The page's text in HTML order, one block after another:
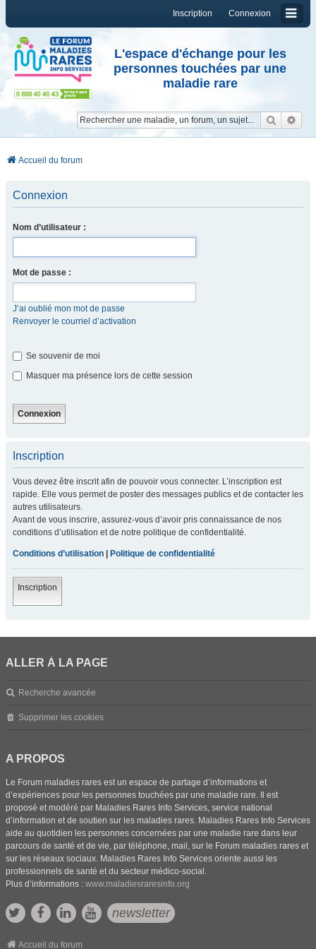
Connexion
Inscription
L'espace d'échange pour les
personnes touchées par une
maladie rare
Accueil du forum
Connexion
Nom d’utilisateur :
Mot de passe :
J’ai oublié mon mot de passe
Renvoyer le courriel d’activation
Se souvenir de moi
Masquer ma présence lors de cette session
Inscription
Vous devez être inscrit afin de pouvoir vous connecter. L’inscription est
rapide. Elle vous permet de poster des messages publics et de contacter les
autres utilisateurs.
Avant de vous inscrire, assurez-vous d’avoir pris connaissance de nos
conditions d’utilisation et de notre politique de confidentialité.
Conditions d’utilisation Politique de confidentialité
Inscription
ALLER À LA PAGE
Recherche avancée
Supprimer les cookies
A PROPOS
Le Forum maladies rares est un espace de partage d’informations et
d’expériences pour les personnes touchées par une maladie rare. Il est
proposé et modéré par Maladies Rares Info Services, service national
d’information et de soutien sur les maladies rares. Maladies Rares Info Services
aide au quotidien les personnes concernées par une maladie rare dans leur
parcours de santé et de vie, par téléphone, mail, sur le Forum maladies rares et
sur les réseaux sociaux. Maladies Rares Info Services oriente aussi les
professionnels de santé et du secteur médico-social.
Plus d’informations : www.maladiesraresinfo.org
newsletter
Accueil du forum